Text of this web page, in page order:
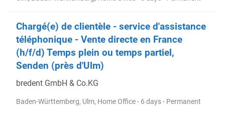
Chargé(e) de clientèle - service d'assistance
téléphonique - Vente directe en France
(h/f/d) Temps plein ou temps partiel,
Senden (près d'Ulm)
bredent GmbH & Co.KG
Baden-Württemberg, Ulm, Home Office - 6 days - Permanent